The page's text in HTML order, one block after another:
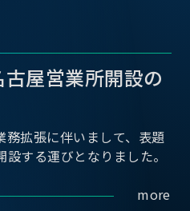
屋営業所開設の
務拡張に伴いまして、表題
する運びとなりました。
more